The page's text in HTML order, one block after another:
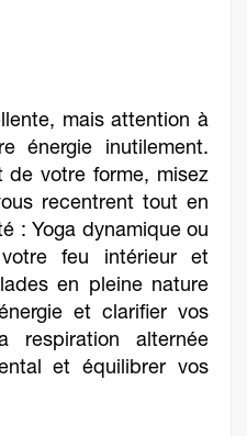
mais attention à
énergie inutilement.
de votre forme, misez
recentrent tout en
: Yoga dynamique ou
feu intérieur et
en pleine nature
et clarifier vos
respiration alternée
et équilibrer vos